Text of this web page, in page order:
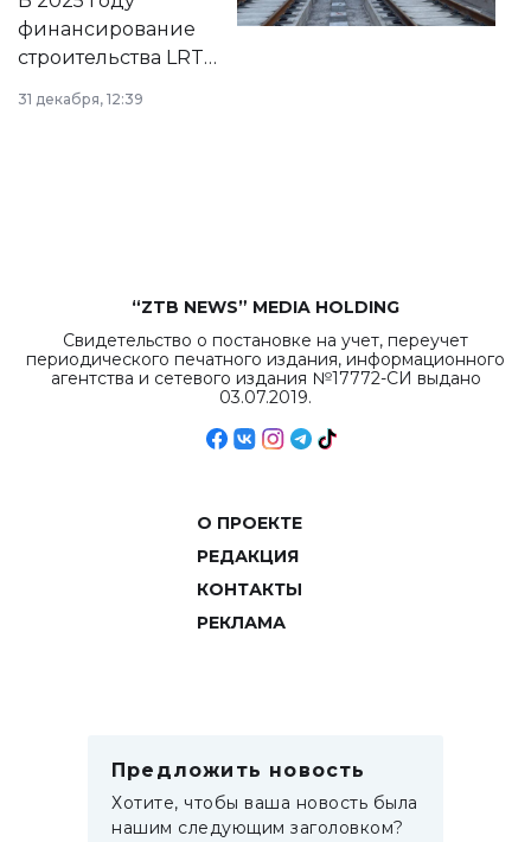
города.
финансирование
строительства LRT
в Астане из
республиканского
31 декабря, 12:39
“ZTB NEWS” MEDIA HOLDING
Свидетельство о постановке на учет, переучет
периодического печатного издания, информационного
агентства и сетевого издания №17772-СИ выдано
03.07.2019.
О ПРОЕКТЕ
РЕДАКЦИЯ
КОНТАКТЫ
РЕКЛАМА
Предложить новость
Хотите, чтобы ваша новость была
нашим следующим заголовком?